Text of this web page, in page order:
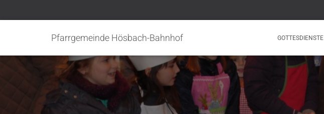
Pfarrgemeinde Hösbach-Bahnhof GOTTESDIENSTE